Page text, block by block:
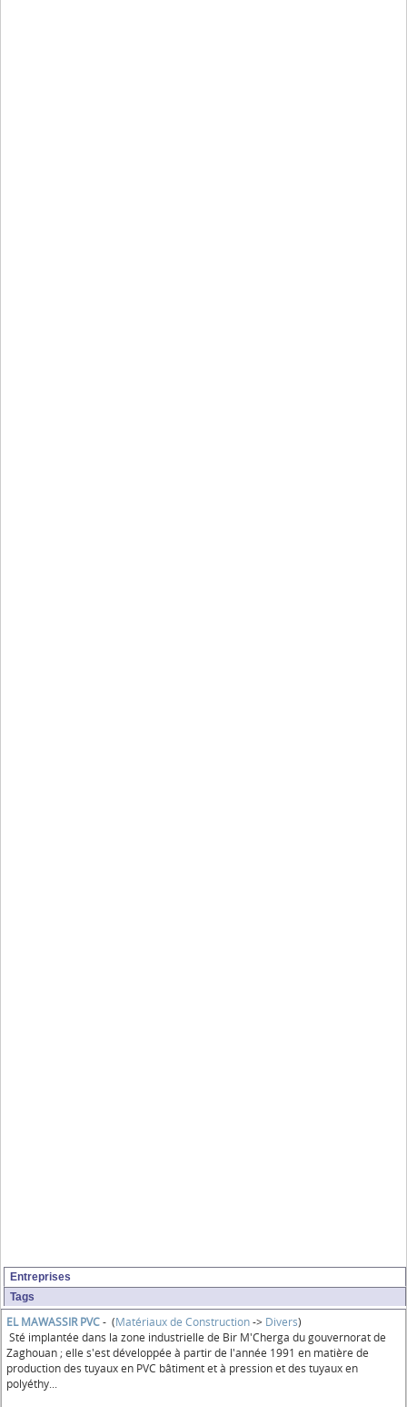
Entreprises
Tags
EL MAWASSIR PVC- (Matériaux de Construction-> Divers)
Sté implantée dans la zone industrielle de Bir M'Cherga du gouvernorat de
Zaghouan ; elle s'est développée à partir de l'année 1991 en matière de
production des tuyaux en PVC bâtiment et à pression et des tuyaux en
polyéthy...